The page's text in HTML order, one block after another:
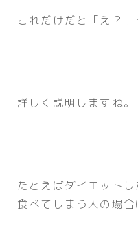
これだけだと「え？
詳しく説明しますね。
たとえばダイエット
食べてしまう人の場合